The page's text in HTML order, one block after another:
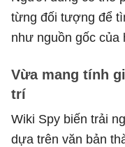
từng đối tượng để
như nguồn gốc của
Vừa mang tính
trí
Wiki Spy biến trải
dựa trên văn bản